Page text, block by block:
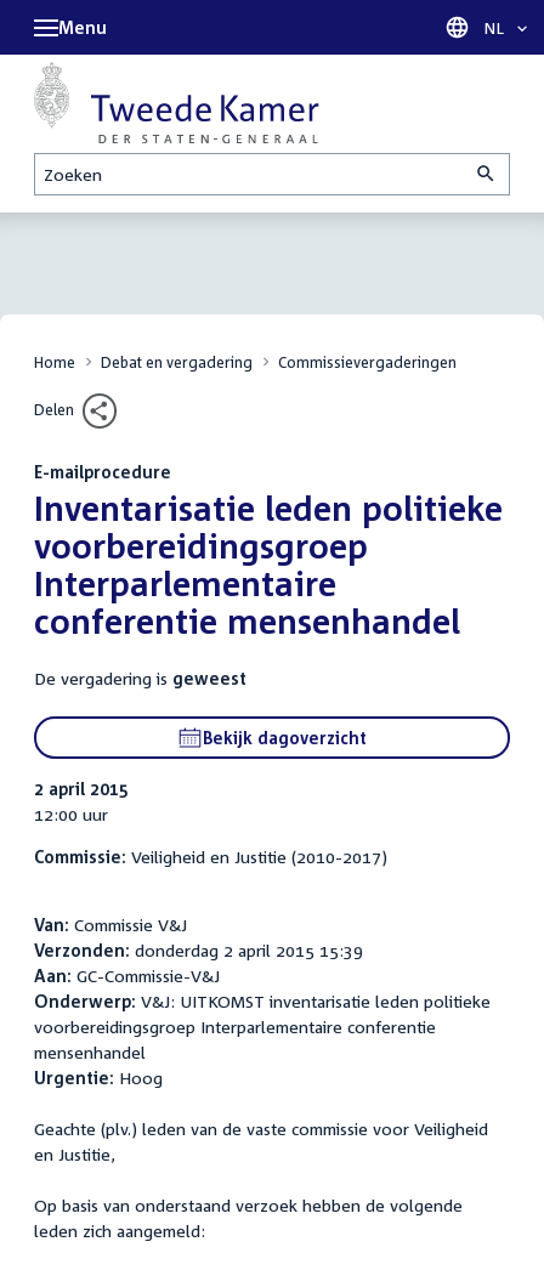
Zoeken
Menu Taal
NL
Home Debat en vergadering Commissievergaderingen
Delen
E-mailprocedure
:Inventarisatie leden politieke
voorbereidingsgroep
Interparlementaire
conferentie mensenhandel
De vergadering is geweest
Bekijk dagoverzicht
2 april 2015
12:00 uur
Commissie: Veiligheid en Justitie (2010-2017)
Van: Commissie V&J
Verzonden: donderdag 2 april 2015 15:39
Aan: GC-Commissie-V&J
Onderwerp: V&J: UITKOMST inventarisatie leden politieke
voorbereidingsgroep Interparlementaire conferentie
mensenhandel
Urgentie: Hoog
Geachte (plv.) leden van de vaste commissie voor Veiligheid
en Justitie,
Op basis van onderstaand verzoek hebben de volgende
leden zich aangemeld: